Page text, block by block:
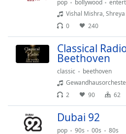
Font
Style
pop bollywood
Vishal Mishra, Shreya
0
240
Classical
Beethoven
classic
beethoven
Gewandhausorchester Leipzig and Kurt Masur -
2
90 62
Dubai 92
pop 90s 00s
80s